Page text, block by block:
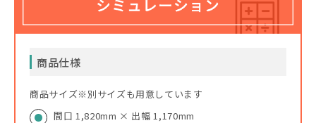
商品仕様
商品サイズ※別サイズも用意しています
間口 1,820mm × 出幅 1,170mm